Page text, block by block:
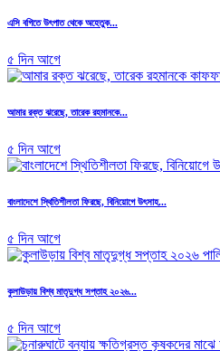
এসি বগিতে উৎপাত থেকে অহেতুক...
৫ দিন আগে
আমার রক্ত ঝরেছে, তারেক রহমানকে...
৫ দিন আগে
বাংলাদেশে স্থিতিশীলতা ফিরছে, বিনিয়োগে উৎসাহ...
৫ দিন আগে
কুলাউড়ায় বিশ্ব মাতৃদুগ্ধ সপ্তাহ ২০২৬...
৫ দিন আগে